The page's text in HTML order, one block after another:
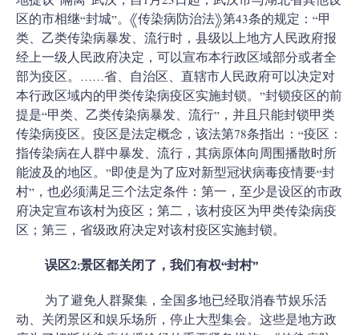
区的市相继“封城”。《传染病防治法》第43条的规定：“甲
类、乙类传染病暴发、流行时，县级以上地方人民政府报
经上一级人民政府决定，可以宣布本行政区域部分或者全
部为疫区。……省、自治区、直辖市人民政府可以决定对
本行政区域内的甲类传染病疫区实施封锁。”封锁疫区的前
提是“甲类、乙类传染病暴发、流行”，并且只能封锁甲类
传染病疫区。疫区是法定概念，该法第78条指出：“疫区：
指传染病在人群中暴发、流行，其病原体向周围播散时所
能波及的地区。”即使是为了应对新型冠状病毒疫情要“封
村”，也必须满足三个法定条件：第一，至少是设区的市政
府决定宣布该村为疫区；第二，该村疫区为甲类传染病疫
区；第三，省级政府决定对该村疫区实施封锁。
误区2:景区都关闭了，我们有权“封村”
为了避免人群聚集，全国多地已经取消春节娱乐活
动、关闭景区和娱乐场所，停止大型集会。这些是地方政